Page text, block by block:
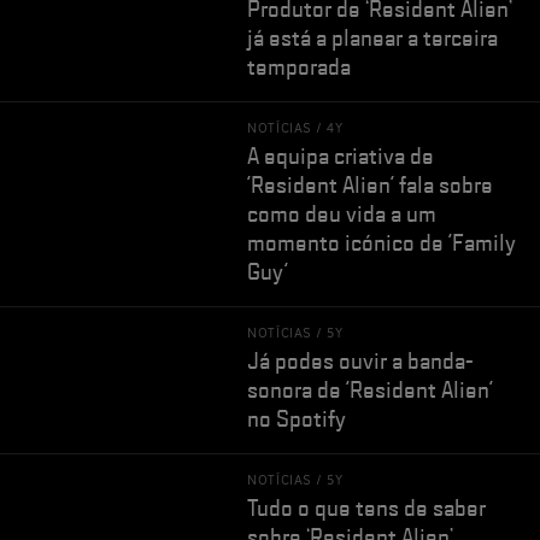
Produtor de ‘Resident Alien’
já está a planear a terceira
temporada
NOTÍCIAS /4Y
A equipa criativa de
'Resident Alien' fala sobre
como deu vida a um
momento icónico de 'Family
Guy'
NOTÍCIAS / 5Y
Já podes ouvir a banda-
sonora de 'Resident Alien'
no Spotify
NOTÍCIAS / 5Y
Tudo o que tens de saber